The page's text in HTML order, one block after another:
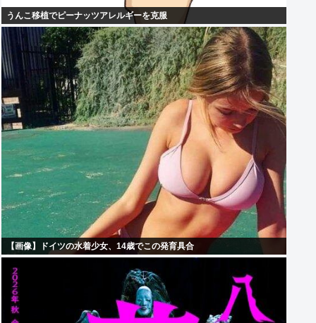
うんこ移植でピーナッツアレルギーを克服
【画像】ドイツの水着少女、14歳でこの発育具合